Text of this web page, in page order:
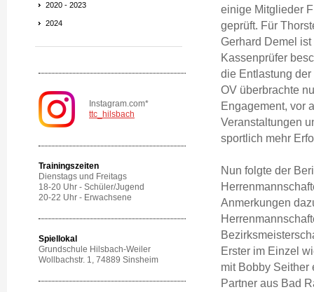
2020 - 2023
2024
Instagram.com*
ttc_hilsbach
Trainingszeiten
Dienstags und Freitags
18-20 Uhr - Schüler/Jugend
20-22 Uhr - Erwachsene
Spiellokal
Grundschule Hilsbach-Weiler
Wollbachstr. 1, 74889 Sinsheim
einige Mitglieder
geprüft. Für
Gerhard Demel
Kassenprüfer
die Entlastung
OV überbrachte
Engagement, vor
Veranstaltungen
sportlich mehr
Nun folgte der
Anmerkungen
Erster im Einzel
mit Bobby Seither
Partner aus Bad